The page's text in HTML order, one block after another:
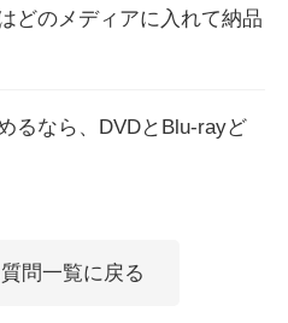
どのメディアに入れて納品
るなら、DVDとBlu-rayど
問一覧に戻る